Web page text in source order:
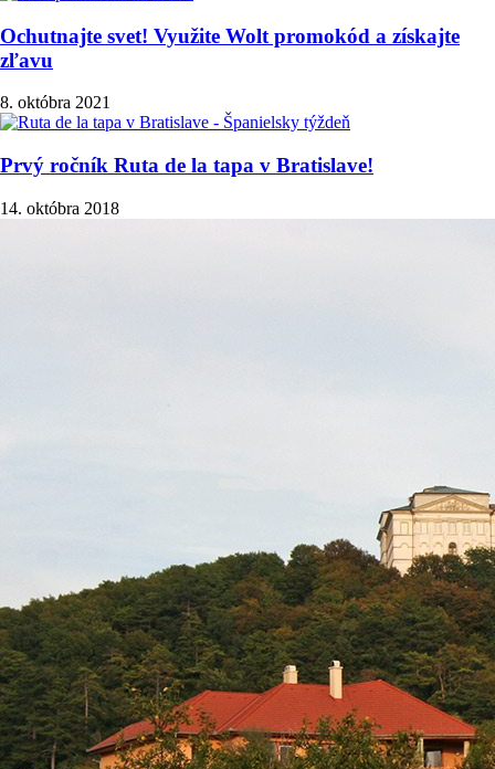
Ochutnajte svet! Využite Wolt promokód a získajte
zľavu
8. októbra 2021
Prvý ročník Ruta de la tapa v Bratislave!
14. októbra 2018